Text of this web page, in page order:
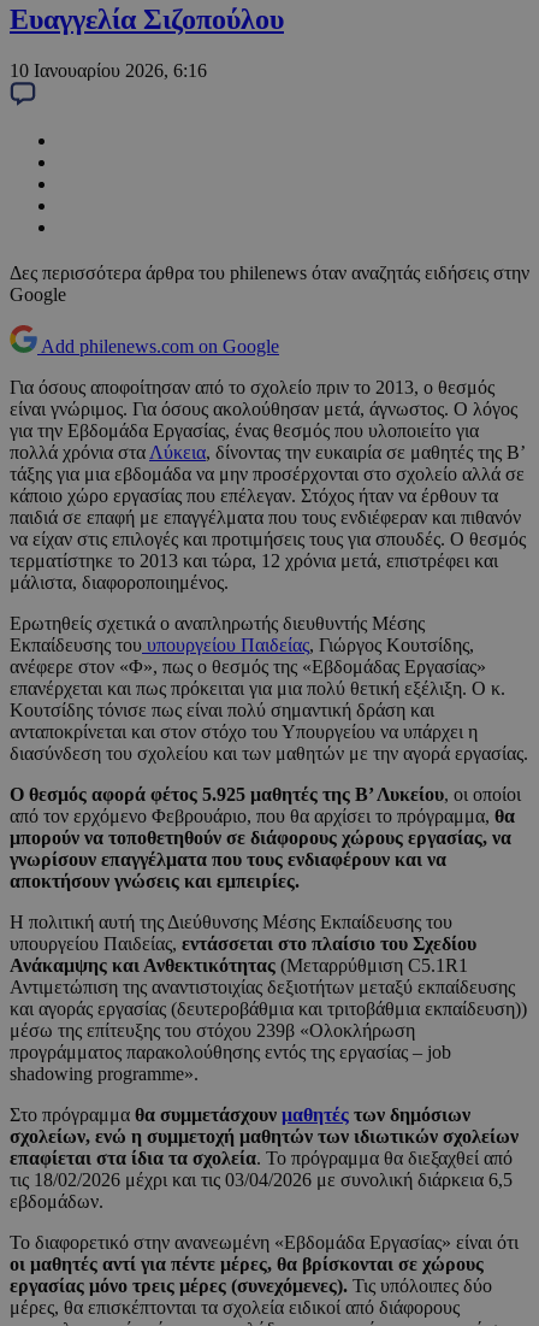
Ευαγγελία Σιζοπούλου
10 Ιανουαρίου 2026, 6:16
Δες περισσότερα άρθρα του philenews όταν αναζητάς ειδήσεις στην
Google
Add philenews.com on Google
Για όσους αποφοίτησαν από το σχολείο πριν το 2013, ο θεσμός
είναι γνώριμος. Για όσους ακολούθησαν μετά, άγνωστος. Ο λόγος
για την Εβδομάδα Εργασίας, ένας θεσμός που υλοποιείτο για
πολλά χρόνια στα Λύκεια, δίνοντας την ευκαιρία σε μαθητές της Β’
τάξης για μια εβδομάδα να μην προσέρχονται στο σχολείο αλλά σε
κάποιο χώρο εργασίας που επέλεγαν. Στόχος ήταν να έρθουν τα
παιδιά σε επαφή με επαγγέλματα που τους ενδιέφεραν και πιθανόν
να είχαν στις επιλογές και προτιμήσεις τους για σπουδές. Ο θεσμός
τερματίστηκε το 2013 και τώρα, 12 χρόνια μετά, επιστρέφει και
μάλιστα, διαφοροποιημένος.
Ερωτηθείς σχετικά ο αναπληρωτής διευθυντής Μέσης
Εκπαίδευσης του υπουργείου Παιδείας, Γιώργος Κουτσίδης,
ανέφερε στον «Φ», πως ο θεσμός της «Εβδομάδας Εργασίας»
επανέρχεται και πως πρόκειται για μια πολύ θετική εξέλιξη. Ο κ.
Κουτσίδης τόνισε πως είναι πολύ σημαντική δράση και
ανταποκρίνεται και στον στόχο του Υπουργείου να υπάρχει η
διασύνδεση του σχολείου και των μαθητών με την αγορά εργασίας.
Ο θεσμός αφορά φέτος 5.925 μαθητές της Β’ Λυκείου, οι οποίοι
από τον ερχόμενο Φεβρουάριο, που θα αρχίσει το πρόγραμμα, θα
μπορούν να τοποθετηθούν σε διάφορους χώρους εργασίας, να
γνωρίσουν επαγγέλματα που τους ενδιαφέρουν και να
αποκτήσουν γνώσεις και εμπειρίες.
Η πολιτική αυτή της Διεύθυνσης Μέσης Εκπαίδευσης του
υπουργείου Παιδείας, εντάσσεται στο πλαίσιο του Σχεδίου
Ανάκαμψης και Ανθεκτικότητας (Μεταρρύθμιση C5.1R1
Αντιμετώπιση της αναντιστοιχίας δεξιοτήτων μεταξύ εκπαίδευσης
και αγοράς εργασίας (δευτεροβάθμια και τριτοβάθμια εκπαίδευση))
μέσω της επίτευξης του στόχου 239β «Ολοκλήρωση
προγράμματος παρακολούθησης εντός της εργασίας – job
shadowing programme».
Στο πρόγραμμα θα συμμετάσχουν μαθητές των δημόσιων
σχολείων, ενώ η συμμετοχή μαθητών των ιδιωτικών σχολείων
επαφίεται στα ίδια τα σχολεία. Το πρόγραμμα θα διεξαχθεί από
τις 18/02/2026 μέχρι και τις 03/04/2026 με συνολική διάρκεια 6,5
εβδομάδων.
Το διαφορετικό στην ανανεωμένη «Εβδομάδα Εργασίας» είναι ότι
οι μαθητές αντί για πέντε μέρες, θα βρίσκονται σε χώρους
εργασίας μόνο τρεις μέρες (συνεχόμενες). Τις υπόλοιπες δύο
μέρες, θα επισκέπτονται τα σχολεία ειδικοί από διάφορους